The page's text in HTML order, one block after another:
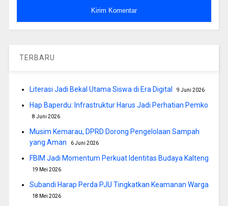
TERBARU
Literasi Jadi Bekal Utama Siswa di Era Digital 9 Juni 2026
Hap Baperdu: Infrastruktur Harus Jadi Perhatian Pemko
8 Juni 2026
Musim Kemarau, DPRD Dorong Pengelolaan Sampah
yang Aman
6 Juni 2026
FBIM Jadi Momentum Perkuat Identitas Budaya Kalteng
19 Mei 2026
Subandi Harap Perda PJU Tingkatkan Keamanan Warga
18 Mei 2026